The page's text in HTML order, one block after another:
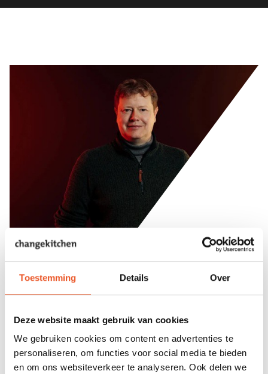
Toestemming Details Over
Deze website maakt gebruik van cookies
We gebruiken cookies om content en advertenties te
personaliseren, om functies voor social media te bieden
en om ons websiteverkeer te analyseren. Ook delen we
afgelopen 20 jaar heeft hij zich gericht op het begeleiden
van grootschalige transities en transformaties in de